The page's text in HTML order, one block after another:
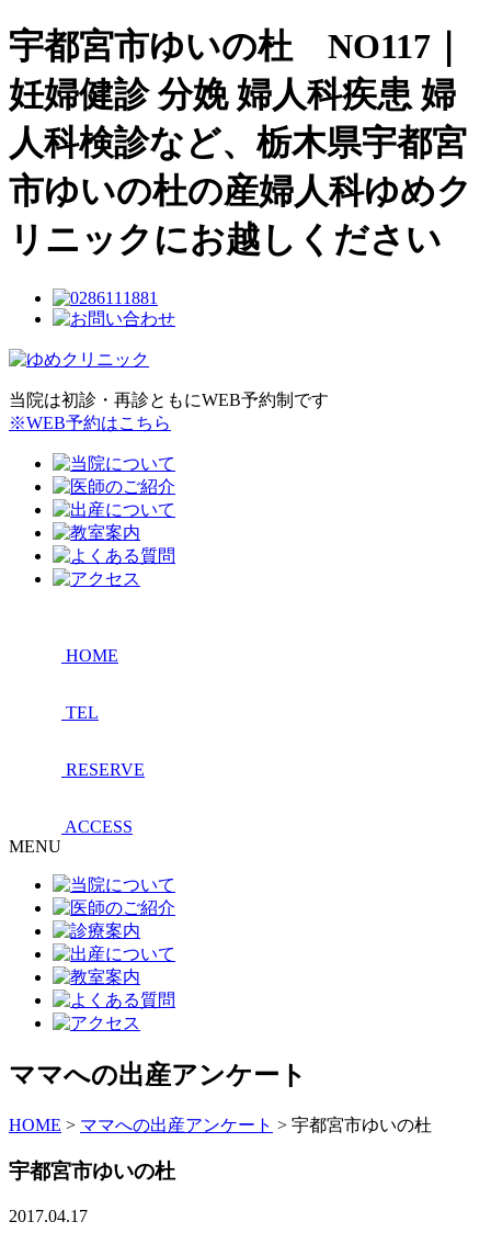
宇都宮市ゆいの杜 NO117｜
妊婦健診 分娩 婦人科疾患 婦
人科検診など、栃木県宇都宮
市ゆいの杜の産婦人科ゆめク
リニックにお越しください
当院は初診・再診ともにWEB予約制です
※WEB予約はこちら
HOME
TEL
RESERVE
ACCESS
MENU
ママへの出産アンケート
HOME > ママへの出産アンケート > 宇都宮市ゆいの杜
宇都宮市ゆいの杜
2017.04.17